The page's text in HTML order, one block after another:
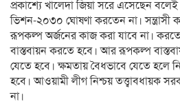
প্রকাশ্যে খালেদা জিয়া সরে এসেছেন
ভিশন-২০৩০ ঘোষণা করতেন না। সন্ত্রাসী
রূপকল্প অর্জনের কাজ করা যাবে না।
বাস্তবায়ন করতে হবে। আর রূপকল্প
যেতে হবে। ক্ষমতায় বৈধভাবে যেতে হলে
হবে। আওয়ামী লীগ নিশ্চয় তত্ত্বাবধায়ক
না।